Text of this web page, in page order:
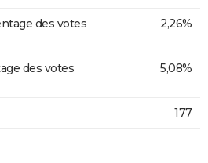
des votes
2,26%
des votes
5,08%
177